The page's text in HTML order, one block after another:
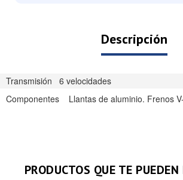
Descripción
Transmisión 6 velocidades
Componentes Llantas de aluminio. Frenos
PRODUCTOS QUE TE